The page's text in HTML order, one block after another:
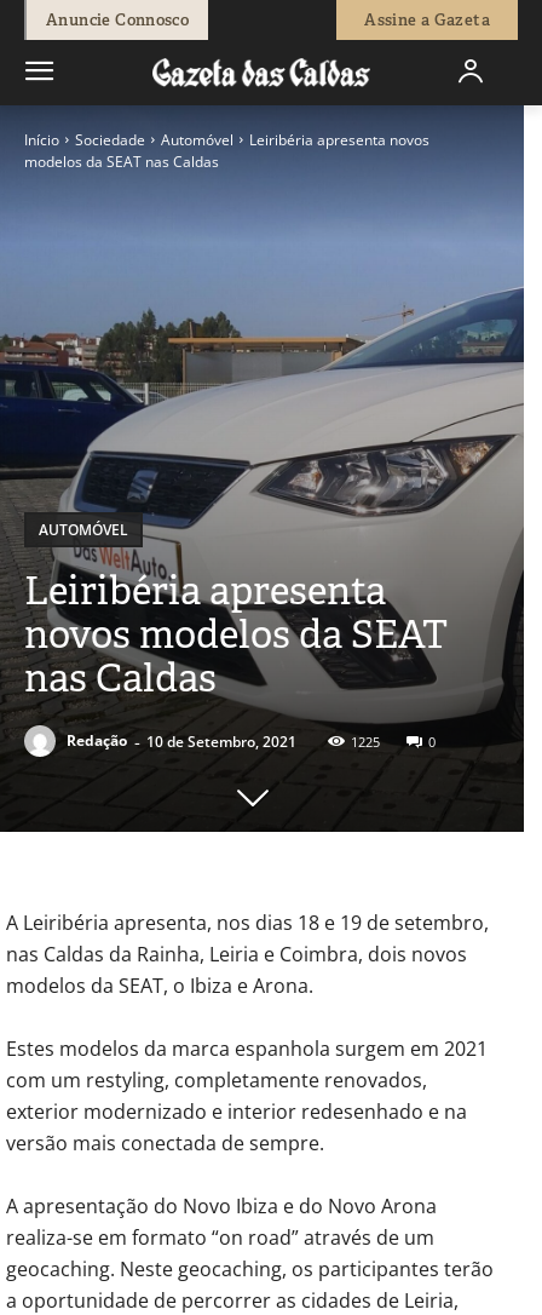
Anuncie Connosco Assine a Gazeta
Início Sociedade Automóvel
Leiribéria apresenta novos
modelos da SEAT nas Caldas
AUTOMÓVEL
Leiribéria apresenta
novos modelos da SEAT
nas Caldas
Redação - 10 de Setembro, 2021 1225 0
A Leiribéria apresenta, nos dias 18 e 19 de setembro,
nas Caldas da Rainha, Leiria e Coimbra, dois novos
modelos da SEAT, o Ibiza e Arona.
Estes modelos da marca espanhola surgem em 2021
com um restyling, completamente renovados,
exterior modernizado e interior redesenhado e na
versão mais conectada de sempre.
A apresentação do Novo Ibiza e do Novo Arona
realiza-se em formato “on road” através de um
geocaching. Neste geocaching, os participantes terão
a oportunidade de percorrer as cidades de Leiria,